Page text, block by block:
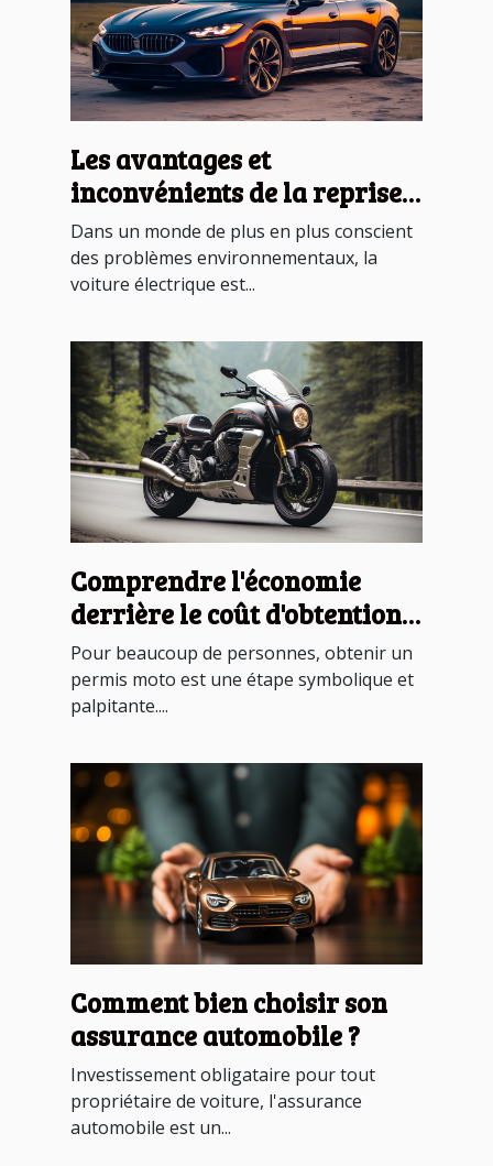
Les avantages et
inconvénients de la reprise
d'une voiture électrique
Dans un monde de plus en plus conscient
des problèmes environnementaux, la
voiture électrique est...
Comprendre l'économie
derrière le coût d'obtention
du permis moto en France
Pour beaucoup de personnes, obtenir un
permis moto est une étape symbolique et
palpitante....
Comment bien choisir son
assurance automobile ?
Investissement obligataire pour tout
propriétaire de voiture, l'assurance
automobile est un...